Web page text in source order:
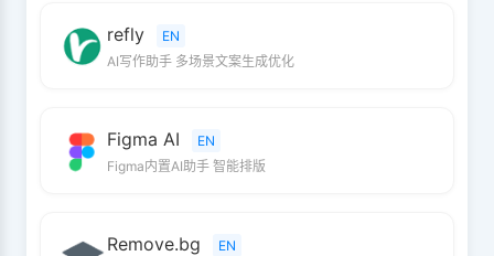
refly
EN
AI写作助手 多场景文案生成优化
Figma AI
EN
Figma内置AI助手 智能排版
Remove.bg
EN